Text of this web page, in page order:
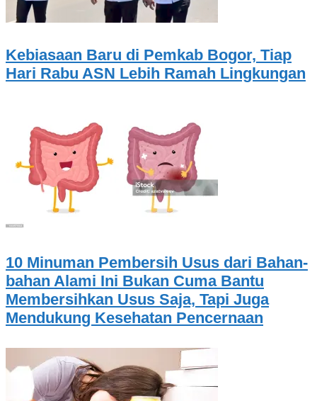
Kebiasaan Baru di Pemkab Bogor, Tiap
Hari Rabu ASN Lebih Ramah Lingkungan
10 Minuman Pembersih Usus dari Bahan-
bahan Alami Ini Bukan Cuma Bantu
Membersihkan Usus Saja, Tapi Juga
Mendukung Kesehatan Pencernaan